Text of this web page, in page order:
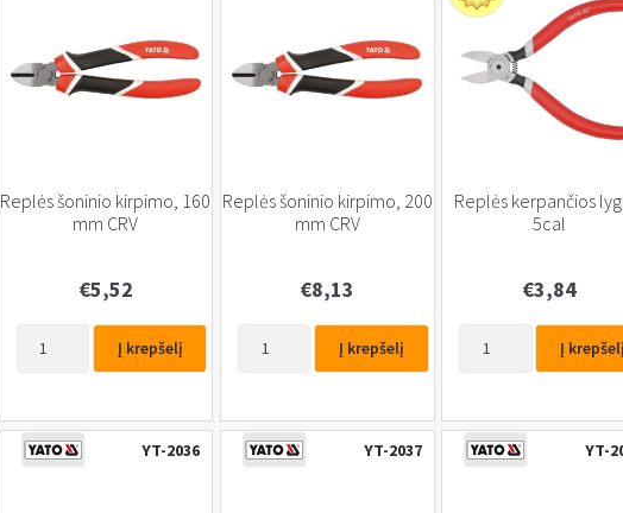
Replės šoninio kirpimo, 160
mm CRV
€5,52
šoninio
kirpimo,
Į krepšelį
Replės šoninio kirpimo, 200
mm CRV
€8,13
šoninio
kirpimo,
Į krepšelį
Replės kerpančios
5cal
€3,84
kerpančios
lygios
Į krepšelį
YT-2036 YT-2037 YT-